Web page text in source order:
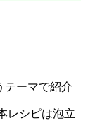
テーマで紹介
レシピは泡立